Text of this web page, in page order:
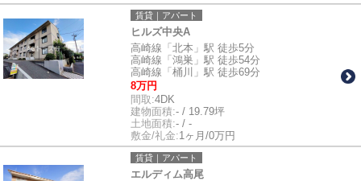
賃貸｜アパート
ヒルズ中央A
高崎線「北本」駅 徒歩5分
高崎線「鴻巣」駅 徒歩54分
高崎線「桶川」駅 徒歩69分
8万円
間取:4DK
建物面積:- / 19.79坪
土地面積:- / -
敷金/礼金:1ヶ月/0万円
賃貸｜アパート
エルディム高尾